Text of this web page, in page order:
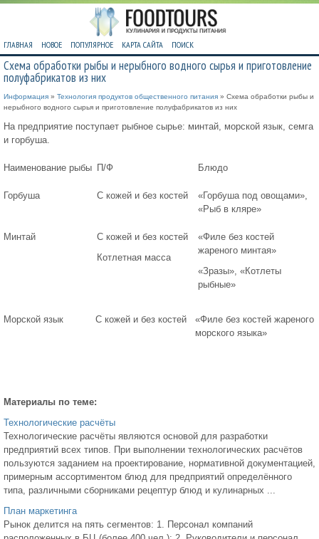
ГЛАВНАЯ НОВОЕ ПОПУЛЯРНОЕ КАРТА САЙТА ПОИСК
Схема обработки рыбы и нерыбного водного сырья и приготовление
полуфабрикатов из них
Информация » Технология продуктов общественного питания » Схема обработки рыбы и
нерыбного водного сырья и приготовление полуфабрикатов из них
На предприятие поступает рыбное сырье: минтай, морской язык, семга
и горбуша.
Наименование рыбы П/Ф Блюдо
Горбуша С кожей и без костей
«Горбуша под овощами»,
«Рыб в кляре»
Минтай
С кожей и без костей
Котлетная масса
«Филе без костей
жареного минтая»
«Зразы», «Котлеты
рыбные»
Морской язык С кожей и без костей
«Филе без костей жареного
морского языка»
Материалы по теме:
Технологические расчёты
Технологические расчёты являются основой для разработки
предприятий всех типов. При выполнении технологических расчётов
пользуются заданием на проектирование, нормативной документацией,
примерным ассортиментом блюд для предприятий определённого
типа, различными сборниками рецептур блюд и кулинарных ...
План маркетинга
Рынок делится на пять сегментов: 1. Персонал компаний